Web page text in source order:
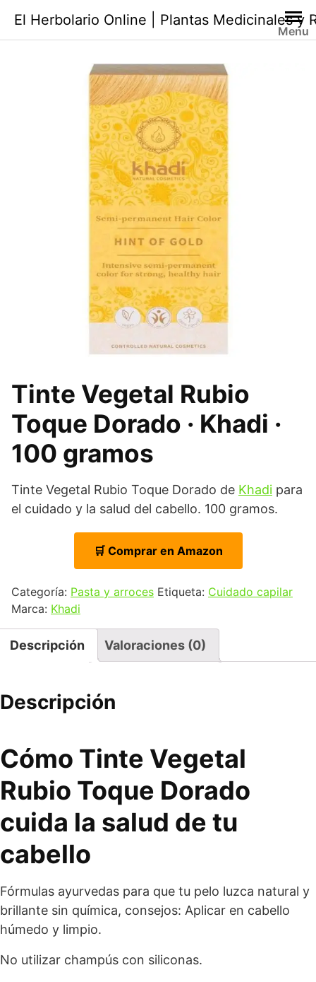
contenido
El Herbolario Online | Plantas Medicinales y
Menu
Tinte Vegetal Rubio
Toque Dorado · Khadi ·
100 gramos
Tinte Vegetal Rubio Toque Dorado de Khadi para
el cuidado y la salud del cabello. 100 gramos.
🛒 Comprar en Amazon
Categoría: Pasta y arroces Etiqueta: Cuidado capilar
Marca: Khadi
Descripción Valoraciones (0)
Descripción
Cómo Tinte Vegetal
Rubio Toque Dorado
cuida la salud de tu
cabello
Fórmulas ayurvedas para que tu pelo luzca natural y
brillante sin química, consejos: Aplicar en cabello
húmedo y limpio.
No utilizar champús con siliconas.